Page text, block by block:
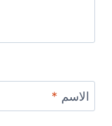
الاسم *